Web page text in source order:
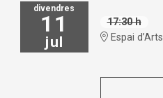
divendres
11
jul
17:30 h
Espai d’Arts